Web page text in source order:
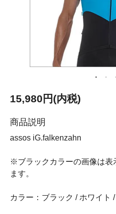
15,980円(内税)
商品説明
assos iG.falkenzahn
※ブラックカラーの画像は表
ます。
カラー：ブラック / ホワイト